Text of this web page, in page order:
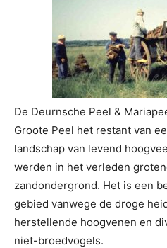
De Deurnsche Peel &
Groote Peel het restant van
landschap van levend
werden in het verleden
zandondergrond. Het is een
gebied vanwege de droge
herstellende hoogvenen en
niet-broedvogels.